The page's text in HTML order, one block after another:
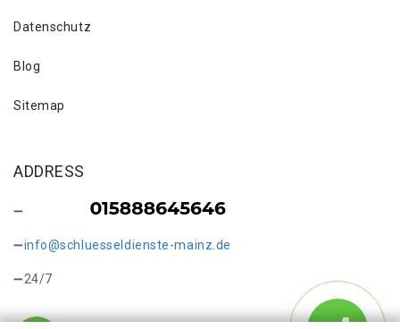
Datenschutz
Blog
Sitemap
ADDRESS
info@schluesseldienste-mainz.de
24/7